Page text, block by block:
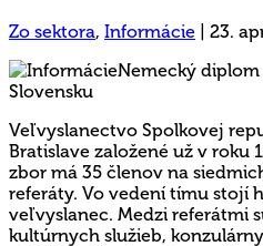
Zo sektora, Informácie 23.
Veľvyslanectvo Spolkovej
Bratislave založené už v roku
zbor má 35 členov na
referáty. Vo vedení tímu stojí
veľvyslanec. Medzi referátmi
kultúrnych služieb,